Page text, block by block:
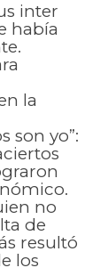
inter
había
la
son yo”:
no
de
resultó
los